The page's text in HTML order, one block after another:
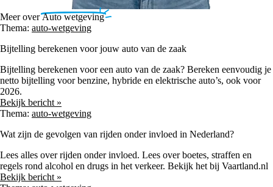
Meer overAuto wetgeving
Thema: auto-wetgeving
Bijtelling berekenen voor jouw auto van de zaak
Bijtelling berekenen voor een auto van de zaak? Bereken eenvoudig je
netto bijtelling voor benzine, hybride en elektrische auto’s, ook voor
2026.
Bekijk bericht »
Thema: auto-wetgeving
Wat zijn de gevolgen van rijden onder invloed in Nederland?
Lees alles over rijden onder invloed. Lees over boetes, straffen en
regels rond alcohol en drugs in het verkeer. Bekijk het bij Vaartland.nl
Bekijk bericht »